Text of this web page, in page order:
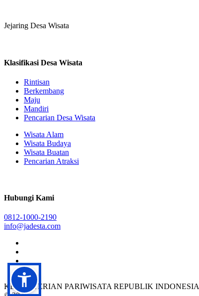
Jejaring Desa Wisata
Klasifikasi Desa Wisata
Rintisan
Berkembang
Maju
Mandiri
Pencarian Desa Wisata
Wisata Alam
Wisata Budaya
Wisata Buatan
Pencarian Atraksi
Hubungi Kami
0812-1000-2190
info@jadesta.com
KEMENTERIAN PARIWISATA REPUBLIK INDONESIA